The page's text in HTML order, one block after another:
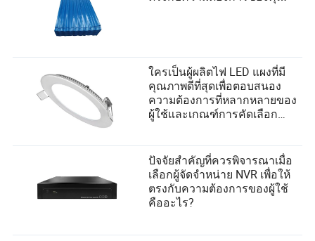
ใครเป็นผู้ผลิตไฟ LED แผงที่มี
คุณภาพดีที่สุดเพื่อตอบสนอง
ความต้องการที่หลากหลายของ
ผู้ใช้และเกณฑ์การคัดเลือก
ปัจจัยสำคัญที่ควรพิจารณาเมื่อ
เลือกผู้จัดจำหน่าย NVR เพื่อให้
ตรงกับความต้องการของผู้ใช้
คืออะไร?